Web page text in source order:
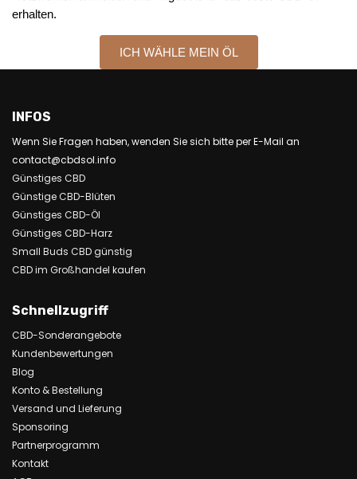
erhalten.
ICH WÄHLE MEIN ÖL
INFOS
Wenn Sie Fragen haben, wenden Sie sich bitte per E-Mail an
contact@cbdsol.info
Günstiges CBD
Günstige CBD-Blüten
Günstiges CBD-Öl
Günstiges CBD-Harz
Small Buds CBD günstig
CBD im Großhandel kaufen
Schnellzugriff
CBD-Sonderangebote
Kundenbewertungen
Blog
Konto & Bestellung
Versand und Lieferung
Sponsoring
Partnerprogramm
Kontakt